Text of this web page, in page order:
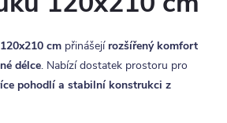
cm přinášejí rozšířený komfort
délce. Nabízí dostatek prostoru pro
pohodlí a stabilní konstrukci z